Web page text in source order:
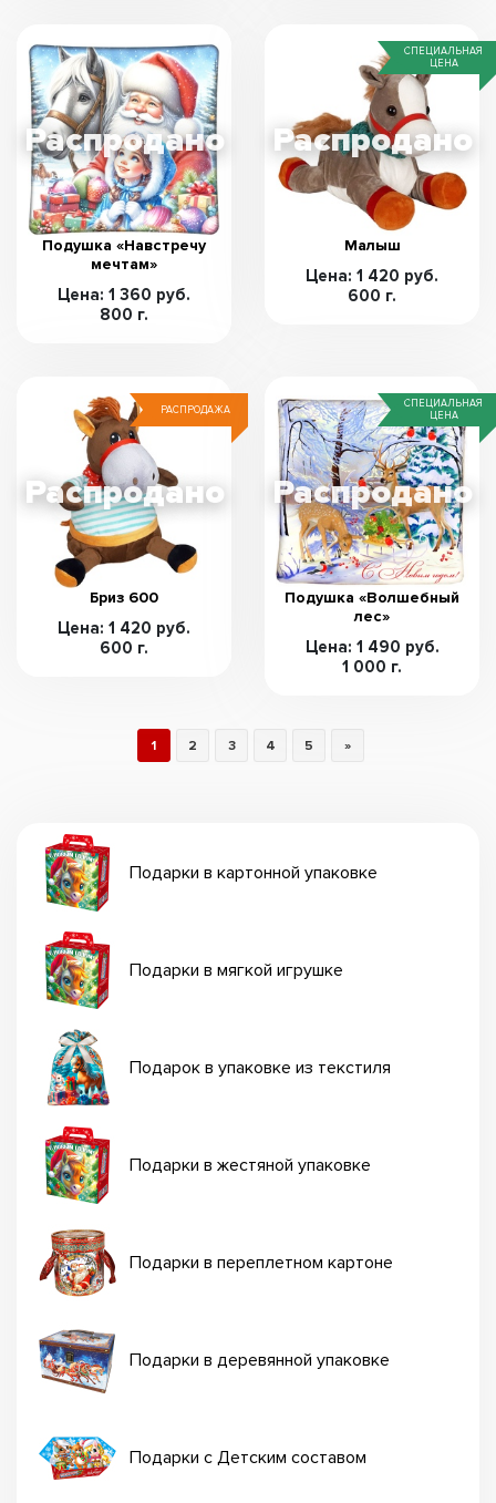
Подарки в картонной упаковке
Подарки в мягкой игрушке
Подарок в упаковке из текстиля
Подарки в жестяной упаковке
Подарки в переплетном картоне
Подарки в деревянной упаковке
Подарки с Детским составом
Подушка «Навстречу
мечтам»
Цена: 1 360 руб.
800 г.
СПЕЦИАЛЬНАЯ
ЦЕНА
Малыш
Цена: 1 420 руб.
600 г.
РАСПРОДАЖА
Бриз 600
Цена: 1 420 руб.
600 г.
СПЕЦИАЛЬНАЯ
ЦЕНА
Подушка «Волшебный
лес»
Цена: 1 490 руб.
1 000 г.
1 2 3 4 5 »